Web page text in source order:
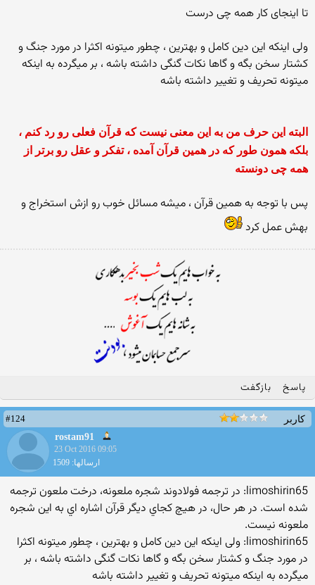
تا اینجای کار همه چی درست
ولی اینکه این دین کامل و بهترین ، چطور میتونه اکثرا در مورد جنگ و
کشتار سخن بگه و گاها نکات گنگی داشته باشه ، بر میگرده به اینکه
میتونه تحریف و تغییر داشته باشه
البته این حرف من به این معنی نیست که قرآن فعلی رو رد کنم ،
بلکه همون طور که در همین قرآن آمده ، تفکر و عقل رو برتر از
همه چی دونسته
پس با توجه به همین قرآن ، میشه مسائل خوب رو ازش استخراج و
بهش عمل کرد
پاسخ بازگفت
کاربر
#124
rostam91
23 Oct 2016 09:05
ارسالها: 1509
limoshirin65: در ترجمه فولادوند شجره ملعونه، درخت ملعون ترجمه
شده است. در هر حال، در هیچ کجاي دیگر قرآن اشاره اي به این شجره
ملعونه نیست.
limoshirin65: ولی اینکه این دین کامل و بهترین ، چطور میتونه اکثرا
در مورد جنگ و کشتار سخن بگه و گاها نکات گنگی داشته باشه ، بر
میگرده به اینکه میتونه تحریف و تغییر داشته باشه